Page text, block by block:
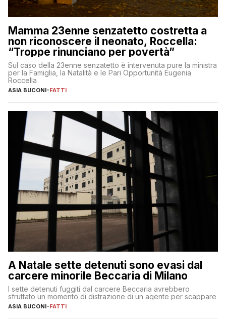
Mamma 23enne senzatetto costretta a
non riconoscere il neonato, Roccella:
“Troppe rinunciano per povertà”
Sul caso della 23enne senzatetto è intervenuta pure la ministra
per la Famiglia, la Natalità e le Pari Opportunità Eugenia
Roccella
ASIA BUCONI-FATTI
A Natale sette detenuti sono evasi dal
carcere minorile Beccaria di Milano
I sette detenuti fuggiti dal carcere Beccaria avrebbero
sfruttato un momento di distrazione di un agente per scappare
ASIA BUCONI-FATTI